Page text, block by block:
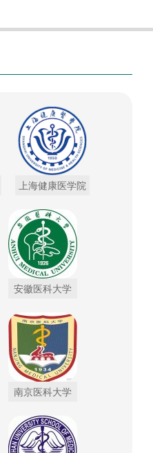
上海健康医学院
安徽医科大学
南京医科大学